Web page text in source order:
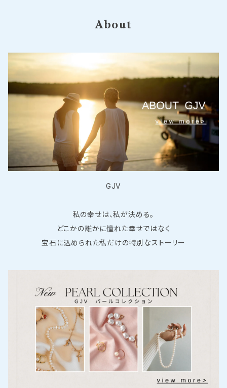
About
GJV
私の幸せは、私が決める。
どこかの誰かに憧れた幸せではなく
宝石に込められた私だけの特別なストーリー